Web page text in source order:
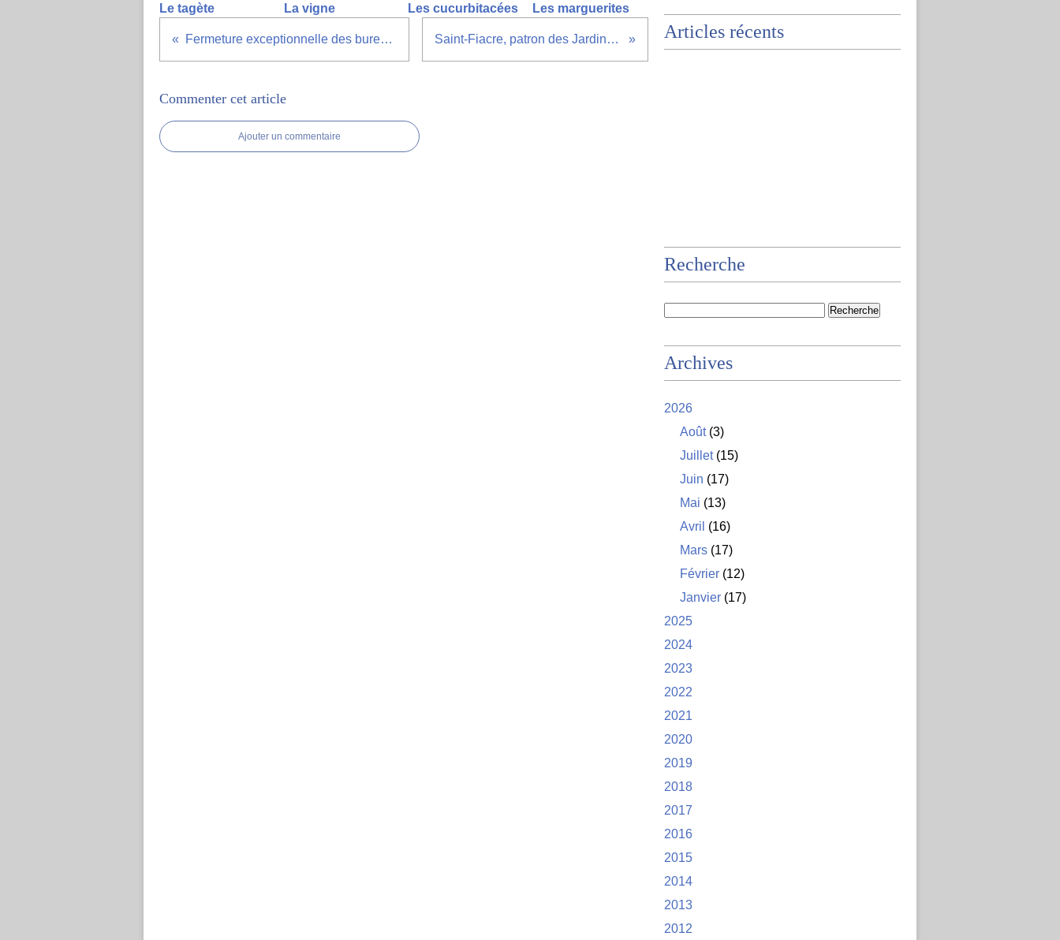
Le tagète La vigne Les cucurbitacées Les marguerites
Fermeture exceptionnelle des bureaux des Jardins Volpette Saint-Fiacre, patron des Jardiniers et des Maraîchers
Commenter cet article
Ajouter un commentaire
Articles récents
Recherche
Archives
2026
Août(3)
Juillet(15)
Juin (17)
Mai (13)
Avril (16)
Mars (17)
Février (12)
Janvier (17)
2025
2024
2023
2022
2021
2020
2019
2018
2017
2016
2015
2014
2013
2012